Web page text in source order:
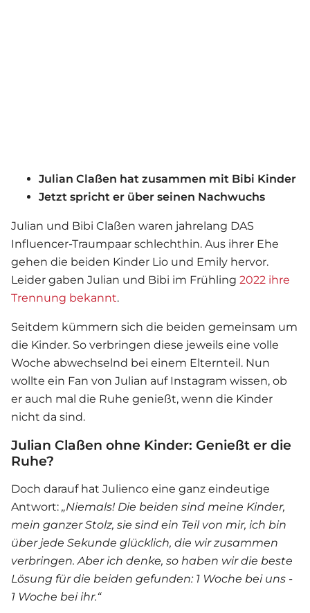
Julian Claßen hat zusammen mit Bibi Kinder
Jetzt spricht er über seinen Nachwuchs
Julian und Bibi Claßen waren jahrelang DAS
Influencer-Traumpaar schlechthin. Aus ihrer Ehe
gehen die beiden Kinder Lio und Emily hervor.
Leider gaben Julian und Bibi im Frühling 2022 ihre
Trennung bekannt.
Seitdem kümmern sich die beiden gemeinsam um
die Kinder. So verbringen diese jeweils eine volle
Woche abwechselnd bei einem Elternteil. Nun
wollte ein Fan von Julian auf Instagram wissen, ob
er auch mal die Ruhe genießt, wenn die Kinder
nicht da sind.
Julian Claßen ohne Kinder: Genießt er die
Ruhe?
Doch darauf hat Julienco eine ganz eindeutige
Antwort: „Niemals! Die beiden sind meine Kinder,
mein ganzer Stolz, sie sind ein Teil von mir, ich bin
über jede Sekunde glücklich, die wir zusammen
verbringen. Aber ich denke, so haben wir die beste
Lösung für die beiden gefunden: 1 Woche bei uns -
1 Woche bei ihr.“